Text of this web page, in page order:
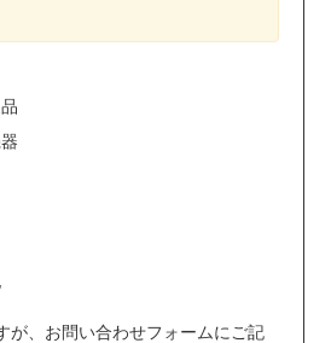
が、お問い合わせフォームにご記